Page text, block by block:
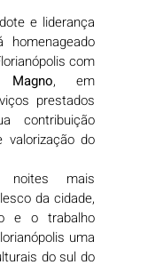
e liderança
homenageado
com
, em
prestados
valorização do
mais
da cidade,
e o trabalho
uma
do sul do